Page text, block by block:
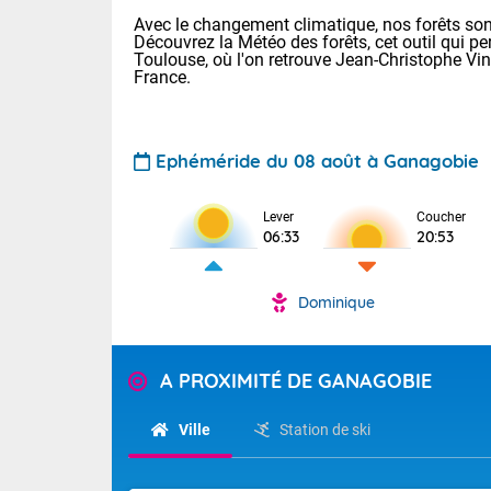
Avec le changement climatique, nos forêts
Découvrez la Météo des forêts, cet outil qui
Toulouse, où l'on retrouve Jean-Christophe
France.
Ephéméride du 08 août à Ganagobie
Lever
06:33
Coucher
20:53
Dominique
A PROXIMITÉ DE GANAGOBIE
Ville Station de ski
Voici les
: 22/28 Paris
Clermont-Fd
Limoges :
Lille : 22/29
Très
(83), et